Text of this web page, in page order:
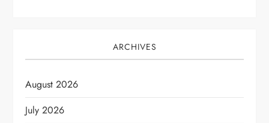
ARCHIVES
August 2026
July 2026